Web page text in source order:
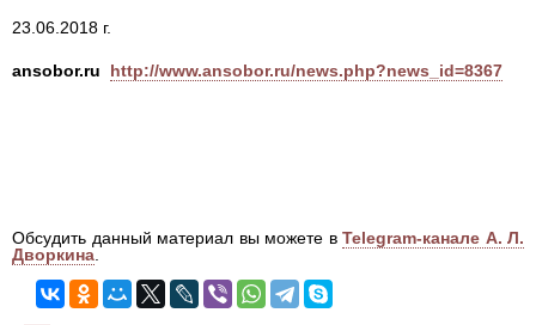
23.06.2018 г.
ansobor.ru http://www.ansobor.ru/news.php?news_id=8367
Обсудить данный материал вы можете в Telegram-канале А. Л.
Дворкина